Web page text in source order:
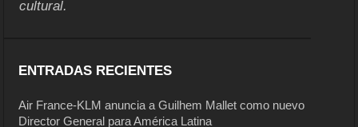
cultural.
ENTRADAS RECIENTES
Air France-KLM anuncia a Guilhem Mallet como nuevo
Director General para América Latina